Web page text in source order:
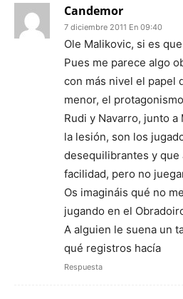
Candemor
7 diciembre 2011 En 09:40
Ole Malikovic, si es
Pues me parece algo
con más nivel el papel
menor, el
Rudi y Navarro, junto
la lesión, son los
desequilibrantes y que
facilidad, pero no
Os imagináis qué no
jugando en el
A alguien le suena un
qué registros hacía
Respuesta